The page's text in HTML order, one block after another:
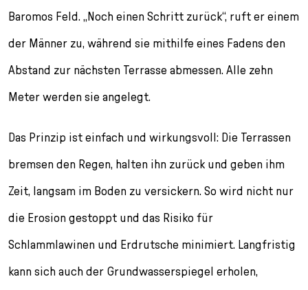
Baromos Feld. „Noch einen Schritt zurück“, ruft er einem
der Männer zu, während sie mithilfe eines Fadens den
Abstand zur nächsten Terrasse abmessen. Alle zehn
Meter werden sie angelegt.
Das Prinzip ist einfach und wirkungsvoll: Die Terrassen
bremsen den Regen, halten ihn zurück und geben ihm
Zeit, langsam im Boden zu versickern. So wird nicht nur
die Erosion gestoppt und das Risiko für
Schlammlawinen und Erdrutsche minimiert. Langfristig
kann sich auch der Grundwasserspiegel erholen,